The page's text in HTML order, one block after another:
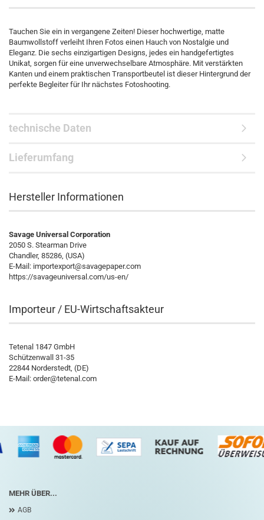
Tauchen Sie ein in vergangene Zeiten! Dieser hochwertige, matte
Baumwollstoff verleiht Ihren Fotos einen Hauch von Nostalgie und
Eleganz. Die sechs einzigartigen Designs, jedes ein handgefertigtes
Unikat, sorgen für eine unverwechselbare Atmosphäre. Mit verstärkten
Kanten und einem praktischen Transportbeutel ist dieser Hintergrund der
perfekte Begleiter für Ihr nächstes Fotoshooting.
technische Daten
Lieferumfang
Hersteller Informationen
Savage Universal Corporation
2050 S. Stearman Drive
Chandler, 85286, (USA)
E-Mail: importexport@savagepaper.com
https://savageuniversal.com/us-en/
Importeur / EU-Wirtschaftsakteur
Tetenal 1847 GmbH
Schützenwall 31-35
22844 Norderstedt, (DE)
E-Mail: order@tetenal.com
MEHR ÜBER...
AGB